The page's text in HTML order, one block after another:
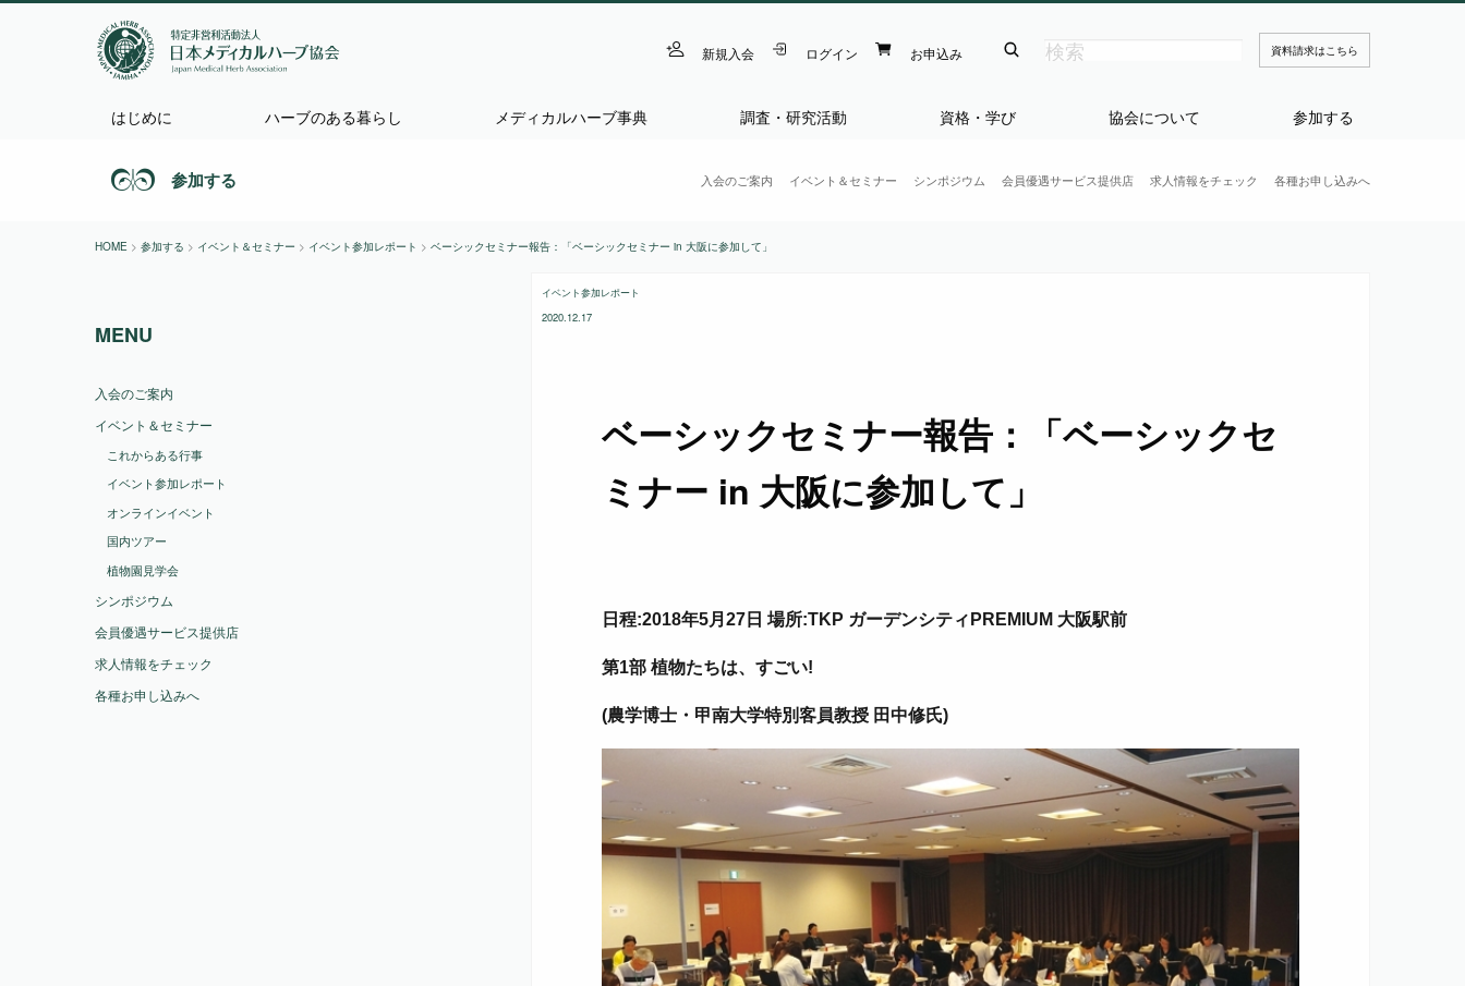
新規入会 ログイン お申込み 資料請求はこちら
はじめに ハーブのある暮らし メディカルハーブ事典 調査・研究活動 資格・学び 協会について 参加する
参加する 入会のご案内 イベント＆セミナー シンポジウム 会員優遇サービス提供店 求人情報をチェック 各種お申し込みへ
HOME > 参加する > イベント＆セミナー > イベント参加レポート > ベーシックセミナー報告：「ベーシックセミナー in 大阪に参加して」
イベント参加レポート
2020.12.17
ベーシックセミナー報告：「ベーシックセ
ミナー in 大阪に参加して」
日程:2018年5月27日 場所:TKP ガーデンシティPREMIUM 大阪駅前
第1部 植物たちは、すごい!
(農学博士・甲南大学特別客員教授 田中修氏)
MENU
入会のご案内
イベント＆セミナー
これからある行事
イベント参加レポート
オンラインイベント
国内ツアー
植物園見学会
シンポジウム
会員優遇サービス提供店
求人情報をチェック
各種お申し込みへ